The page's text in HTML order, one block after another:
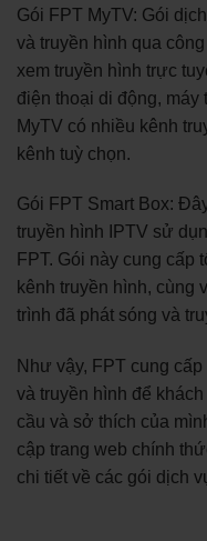
Gói FPT MyTV: Gói
và truyền hình qua
xem truyền hình trực
điện thoại di động, máy
MyTV có nhiều kênh
kênh tuỳ chọn.
Gói FPT Smart Box:
truyền hình IPTV sử
FPT. Gói này cung cấp
kênh truyền hình, cùng
trình đã phát sóng và
Như vậy, FPT cung
và truyền hình để
cầu và sở thích của
cập trang web chính
chi tiết về các gói dịch